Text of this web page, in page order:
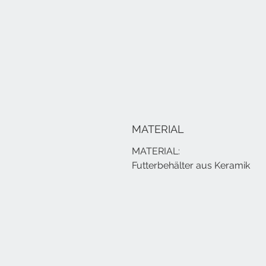
MATERIAL
MATERIAL:
Futterbehälter aus Keramik